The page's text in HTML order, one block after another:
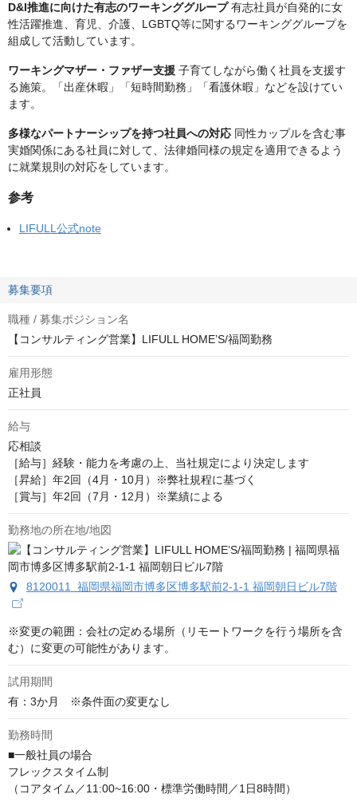
D&I推進に向けた有志のワーキンググループ有志社員が自発的に女
性活躍推進、育児、介護、LGBTQ等に関するワーキンググループを
組成して活動しています。
ワーキングマザー・ファザー支援 子育てしながら働く社員を支援す
る施策。「出産休暇」「短時間勤務」「看護休暇」などを設けてい
ます。
多様なパートナーシップを持つ社員への対応 同性カップルを含む事
実婚関係にある社員に対して、法律婚同様の規定を適用できるよう
に就業規則の対応をしています。
参考
LIFULL公式note
募集要項
職種 / 募集ポジション名
【コンサルティング営業】LIFULL HOME’S/福岡勤務
雇用形態
正社員
給与
応相談
［給与］経験・能力を考慮の上、当社規定により決定します
［昇給］年2回（4月・10月）※弊社規程に基づく
［賞与］年2回（7月・12月）※業績による
勤務地の所在地/地図
8120011 福岡県福岡市博多区博多駅前2-1-1 福岡朝日ビル7階
※変更の範囲：会社の定める場所（リモートワークを行う場所を含
む）に変更の可能性があります。
試用期間
有：3か月　※条件面の変更なし
勤務時間
■一般社員の場合
フレックスタイム制
（コアタイム／11:00~16:00・標準労働時間／1日8時間）